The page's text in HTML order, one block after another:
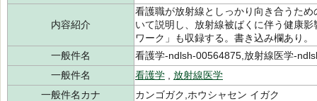
内容紹介
看護職が放射線としっかり向き合うた
いて説明し、放射線被ばくに伴う健康
ワーク」も収録する。書き込み欄あり。
一般件名
看護学-ndlsh-00564875,放射線医学-
一般件名
看護学
放射線医学
一般件名カナ
カンゴガク,ホウシャセン イガク